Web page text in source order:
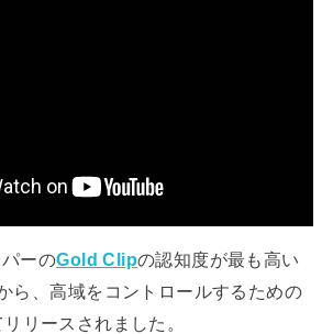
ーのGold Clipの認知度が最も高い
ら、高域をコントロールするための
リースされました。